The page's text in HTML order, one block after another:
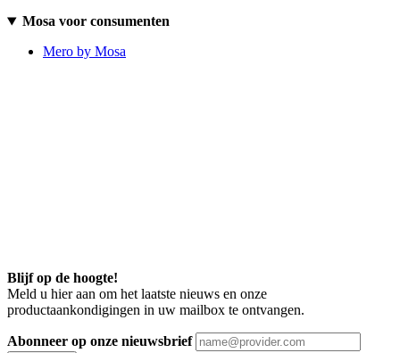
Mosa voor consumenten
Mero by Mosa
Blijf op de hoogte!
Meld u hier aan om het laatste nieuws en onze
productaankondigingen in uw mailbox te ontvangen.
Abonneer op onze nieuwsbrief